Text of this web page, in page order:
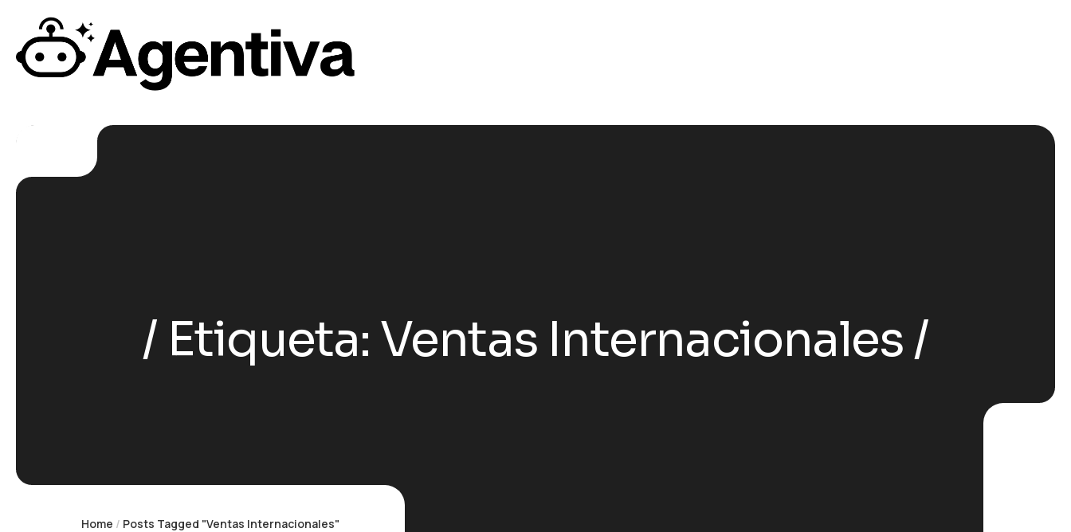
Etiqueta: Ventas Internacionales
Home Posts Tagged "Ventas Internacionales"